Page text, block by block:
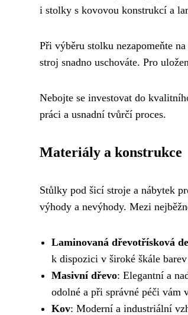
i stolky s kovovou konstrukcí a
Při výběru stolku nezapomeňte
stroj snadno uschováte. Pro
Nebojte se investovat do
práci a usnadní tvůrčí proces.
Materiály a konstrukce
Stůlky pod šicí stroje a nábytek
výhody a nevýhody. Mezi
Laminovaná dřevotřísková
k dispozici v široké škále
Masivní dřevo: Elegantní a
odolné a při správné péči vám
Kov: Moderní a industriální